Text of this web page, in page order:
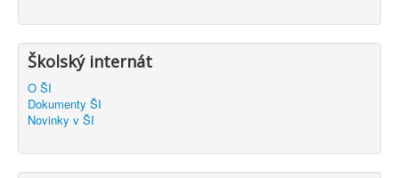
Školský internát
O ŠI
Dokumenty ŠI
Novinky v ŠI